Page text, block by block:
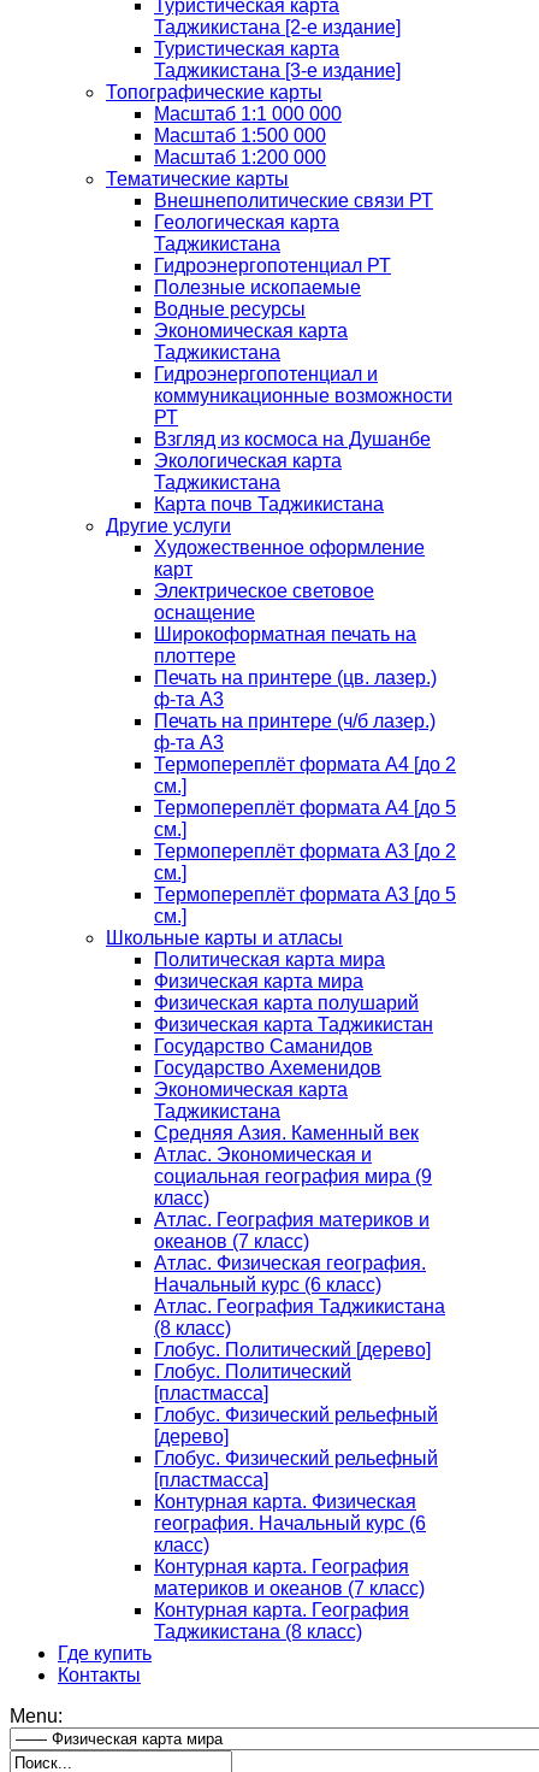
Туристическая карта
Таджикистана [2-е издание]
Туристическая карта
Таджикистана [3-е издание]
Топографические карты
Масштаб 1:1 000 000
Масштаб 1:500 000
Масштаб 1:200 000
Тематические карты
Внешнеполитические связи РТ
Геологическая карта
Таджикистана
Гидроэнергопотенциал РТ
Полезные ископаемые
Водные ресурсы
Экономическая карта
Таджикистана
Гидроэнергопотенциал и
коммуникационные возможности
РТ
Взгляд из космоса на Душанбе
Экологическая карта
Таджикистана
Карта почв Таджикистана
Другие услуги
Художественное оформление
карт
Электрическое световое
оснащение
Широкоформатная печать на
плоттере
Печать на принтере (цв. лазер.)
ф-та А3
Печать на принтере (ч/б лазер.)
ф-та А3
Термопереплёт формата А4 [до 2
см.]
Термопереплёт формата А4 [до 5
см.]
Термопереплёт формата А3 [до 2
см.]
Термопереплёт формата А3 [до 5
см.]
Школьные карты и атласы
Политическая карта мира
Физическая карта мира
Физическая карта полушарий
Физическая карта Таджикистан
Государство Саманидов
Государство Ахеменидов
Экономическая карта
Таджикистана
Средняя Азия. Каменный век
Атлас. Экономическая и
социальная география мира (9
класс)
Атлас. География материков и
океанов (7 класс)
Атлас. Физическая география.
Начальный курс (6 класс)
Атлас. География Таджикистана
(8 класс)
Глобус. Политический [дерево]
Глобус. Политический
[пластмасса]
Глобус. Физический рельефный
[дерево]
Глобус. Физический рельефный
[пластмасса]
Контурная карта. Физическая
география. Начальный курс (6
класс)
Контурная карта. География
материков и океанов (7 класс)
Контурная карта. География
Таджикистана (8 класс)
Где купить
Контакты
Menu: